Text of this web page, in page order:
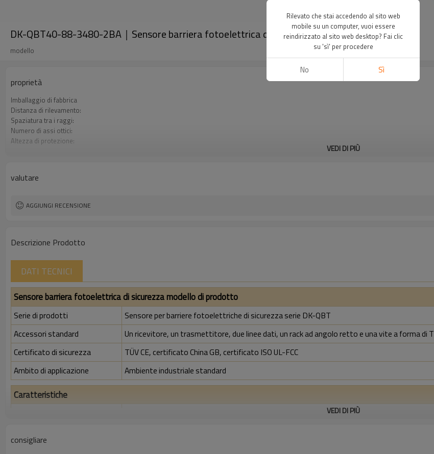
DK-QBT40-88-3480-2BA｜Sensore barriera fotoelettrica di sicurezza｜DADISICK
modello
proprietà
Imballaggio di fabbrica
Distanza di rilevamento:
Spaziatura tra i raggi:
Numero di assi ottici:
Altezza di protezione:
VEDI DI PIÙ
valutare
AGGIUNGI RECENSIONE
Descrizione Prodotto
DATI TECNICI
Sensore barriera fotoelettrica di sicurezza modello di prodotto
Serie di prodotti
Sensore per barriere fotoelettriche di sicurezza serie DK-QBT
Accessori standard
Un ricevitore, un trasmettitore, due linee dati, un rack ad angolo retto e una vite a forma di T
Certificato di sicurezza
TÜV CE, certificato China GB, certificato ISO UL-FCC
Ambito di applicazione
Ambiente industriale standard
Caratteristiche
VEDI DI PIÙ
consigliare
Rilevato che stai accedendo al sito web
mobile su un computer, vuoi essere
reindirizzato al sito web desktop? Fai clic
su 'sì' per procedere
No Sì